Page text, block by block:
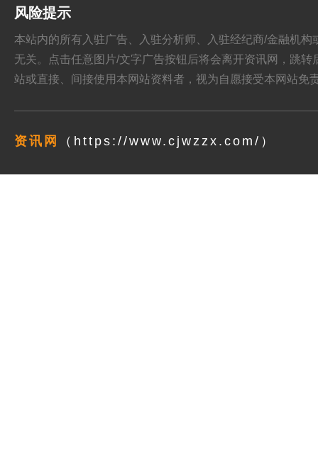
风险提示
本站内的所有入驻广告、入驻分析师、入驻经纪商/金融机
无关。点击任意图片/文字广告按钮后将会离开资讯网，跳
站或直接、间接使用本网站资料者，视为自愿接受本网站免
资讯网 （https://www.cjwzzx.com/）